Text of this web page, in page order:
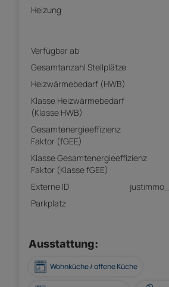
Heizung
Verfügbar ab
Gesamtanzahl Stellplätze
Heizwärmebedarf (HWB)
Klasse Heizwärmebedarf
(Klasse HWB)
Gesamtenergieeffizienz
Faktor (fGEE)
Klasse Gesamtenergieeffizienz
Faktor (Klasse fGEE)
Externe ID
Parkplatz
Ausstattung:
Wohnküche / offene Küche